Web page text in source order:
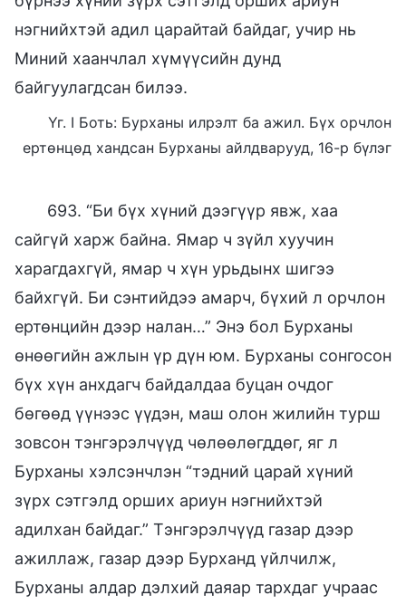
нэгнийхтэй адил царайтай байдаг, учир нь
Миний хаанчлал хүмүүсийн дунд
байгуулагдсан билээ.
Үг. I Боть: Бурханы илрэлт ба ажил. Бүх орчлон
ертөнцөд хандсан Бурханы айлдварууд, 16-р бүлэг
693. “Би бүх хүний дээгүүр явж, хаа
сайгүй харж байна. Ямар ч зүйл хуучин
харагдахгүй, ямар ч хүн урьдынх шигээ
байхгүй. Би сэнтийдээ амарч, бүхий л орчлон
ертөнцийн дээр налан…” Энэ бол Бурханы
өнөөгийн ажлын үр дүн юм. Бурханы сонгосон
бүх хүн анхдагч байдалдаа буцан очдог
бөгөөд үүнээс үүдэн, маш олон жилийн турш
зовсон тэнгэрэлчүүд чөлөөлөгддөг, яг л
Бурханы хэлсэнчлэн “тэдний царай хүний
зүрх сэтгэлд орших ариун нэгнийхтэй
адилхан байдаг.” Тэнгэрэлчүүд газар дээр
ажиллаж, газар дээр Бурханд үйлчилж,
Бурханы алдар дэлхий даяар тархдаг учраас